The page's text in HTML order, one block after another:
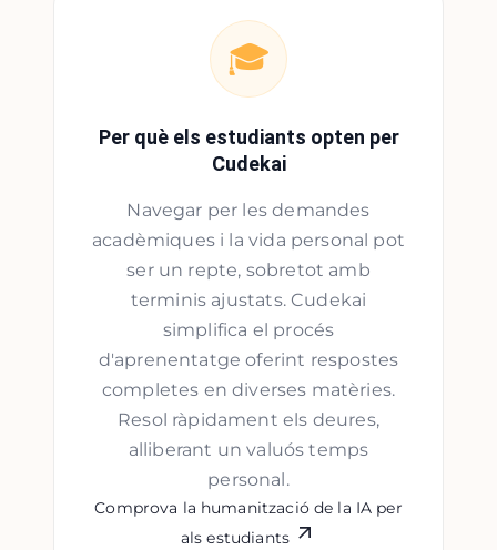
🎓
Per què els estudiants opten per
Cudekai
Navegar per les demandes
acadèmiques i la vida personal pot
ser un repte, sobretot amb
terminis ajustats. Cudekai
simplifica el procés
d'aprenentatge oferint respostes
completes en diverses matèries.
Resol ràpidament els deures,
alliberant un valuós temps
personal.
Comprova la humanització de la IA per
als estudiants